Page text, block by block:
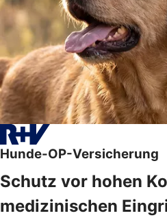
Hunde-OP-Versicherung
Schutz vor hohen
medizinischen